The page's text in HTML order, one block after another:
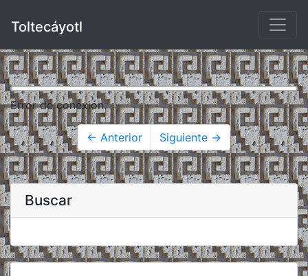
Toltecáyotl
Error de conexión.
← Anterior Siguiente →
Buscar